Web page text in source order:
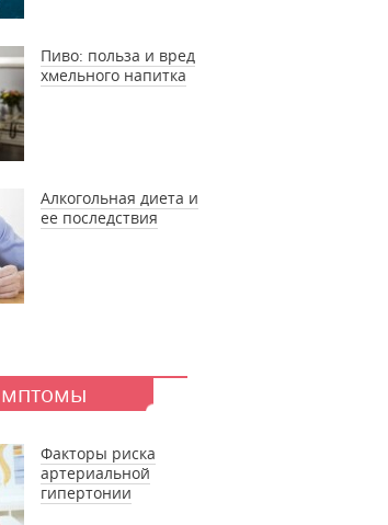
Пиво: польза и вред
хмельного напитка
Алкогольная диета и
ее последствия
Факторы риска
артериальной
гипертонии